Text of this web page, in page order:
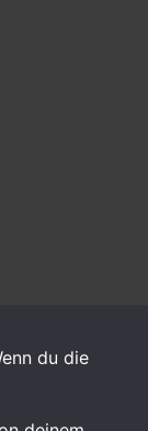
du die